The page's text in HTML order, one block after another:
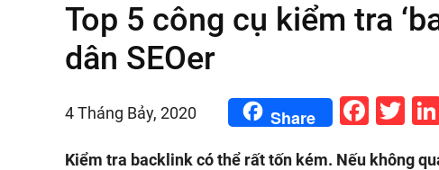
Top 5 công cụ kiểm tra
dân SEOer
4 Tháng Bảy, 2020 Share
Kiểm tra backlink có thể rất tốn kém. Nếu không